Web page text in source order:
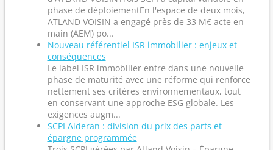
phase de déploiementEn l'espace de deux mois,
ATLAND VOISIN a engagé près de 33 M€ acte en
main (AEM) po...
Nouveau référentiel ISR immobilier : enjeux et
conséquences
Le label ISR immobilier entre dans une nouvelle
phase de maturité avec une réforme qui renforce
nettement ses critères environnementaux, tout
en conservant une approche ESG globale. Les
exigences augm...
SCPI Alderan : division du prix des parts et
épargne programmée